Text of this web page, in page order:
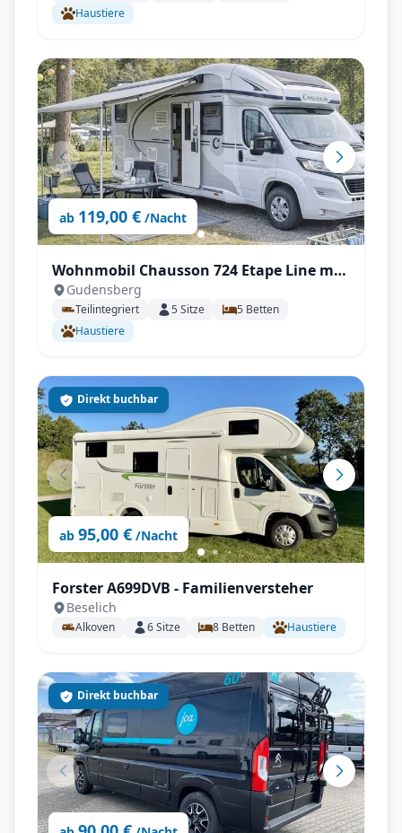
Haustiere
ab 119,00 € /Nacht
Wohnmobil Chausson 724 Etape Line mit
Klimaanlage, SAT & TV uvm.
Gudensberg
Teilintegriert 5Sitze 5 Betten
Haustiere
ab 95,00 € /Nacht
Direkt buchbar
Forster A699DVB - Familienversteher
Beselich
Alkoven 6Sitze 8 Betten Haustiere
Direkt buchbar